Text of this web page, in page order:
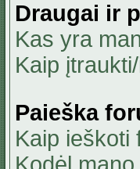
Draugai ir
Kas yra
Kaip
Paieška
Kaip ieškoti